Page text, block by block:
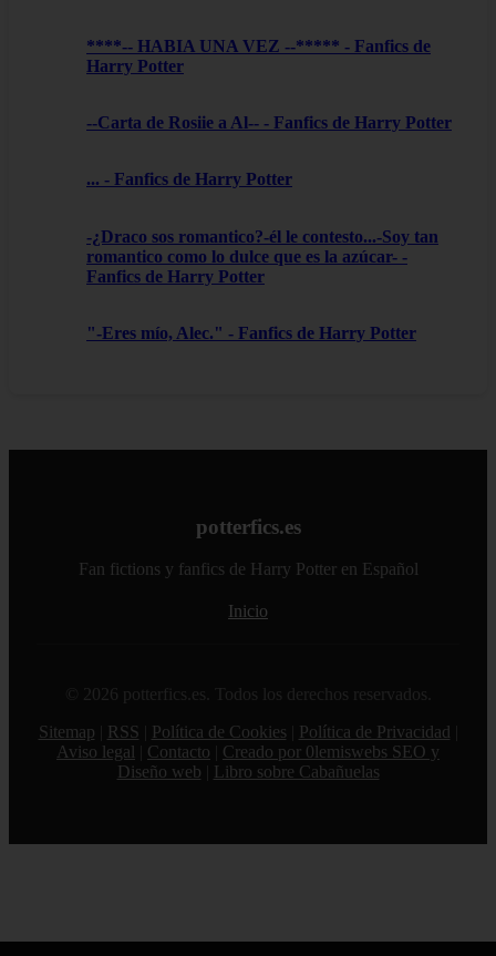
****-- HABIA UNA VEZ --***** - Fanfics de
Harry Potter
--Carta de Rosiie a Al-- - Fanfics de Harry Potter
... - Fanfics de Harry Potter
-¿Draco sos romantico?-él le contesto...-Soy tan
romantico como lo dulce que es la azúcar- -
Fanfics de Harry Potter
"-Eres mío, Alec." - Fanfics de Harry Potter
potterfics.es
Fan fictions y fanfics de Harry Potter en Español
Inicio
© 2026 potterfics.es. Todos los derechos reservados.
Sitemap
RSS Política de Cookies Política de Privacidad
Aviso legal
Contacto
Creado por 0lemiswebs SEO y
Diseño web
Libro sobre Cabañuelas